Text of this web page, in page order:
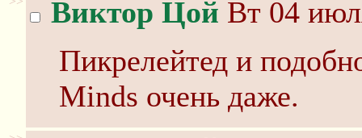
Виктор Цой Вт 04
Пикрелейтед и
Minds очень даже.